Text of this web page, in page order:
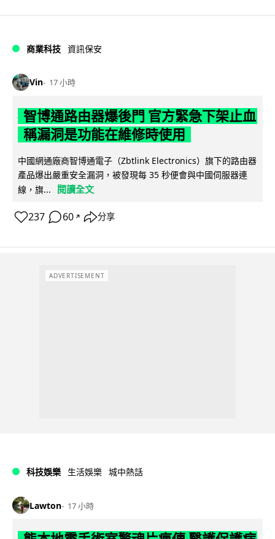
商業科技 資訊保安
Vin 17 小時
智博通路由器爆後門 官方緊急下架止血
稱漏洞是功能在維修時使用
中國網通廠商智博通電子（Zbtlink Electronics）旗下的路由器
產品爆出嚴重安全漏洞，被發現每 35 秒便會與中國伺服器連
線，旗...
閱讀全文
237 60 ↗ 分享
ADVERTISEMENT
科技娛樂 生活娛樂 城中熱話
Lawton 17 小時